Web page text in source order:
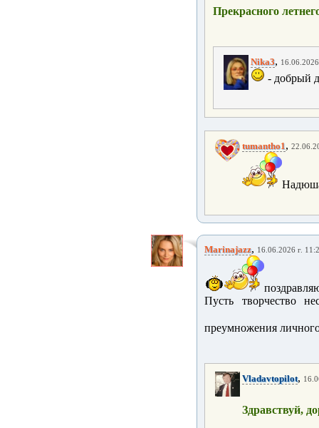
Прекрасного
Nika3,
- добрый
tumantho1,
Marinajazz, 16.06.2026 г.
Пусть творчество
преумножения
Vladavtopilot,
Здравствуй,